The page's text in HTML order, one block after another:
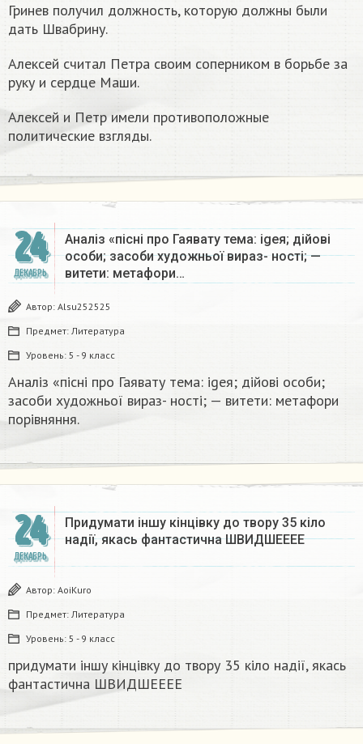
Гринев получил должность, которую должны были
дать Швабрину.
Алексей считал Петра своим соперником в борьбе за
руку и сердце Маши.
Алексей и Петр имели противоположные
политические взгляды.
24
ДЕКАБРЬ
Аналіз «пісні про Гаявату тема: igeя; дійові
особи; засоби художньої вираз- ності; —
витети: метафори…
Автор: Alsu252525
Предмет: Литература
Уровень: 5 - 9 класс
Аналіз «пісні про Гаявату тема: igeя; дійові особи;
засоби художньої вираз- ності; — витети: метафори
порівняння.​
24
ДЕКАБРЬ
Придумати іншу кінцівку до твору 35 кіло
надії, якась фантастична​ ШВИДШЕЕЕЕ
Автор: AoiKuro
Предмет: Литература
Уровень: 5 - 9 класс
придумати іншу кінцівку до твору 35 кіло надії, якась
фантастична​ ШВИДШЕЕЕЕ